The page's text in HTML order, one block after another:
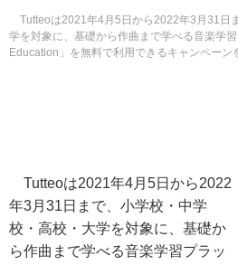
Tutteoは2021年4月5日から2022年3月31日
学を対象に、基礎から作曲まで学べる音楽学
Education」を無料で利用できるキャンペーン
Tutteoは2021年4月5日から2022
年3月31日まで、小学校・中学
校・高校・大学を対象に、基礎か
ら作曲まで学べる音楽学習プラッ